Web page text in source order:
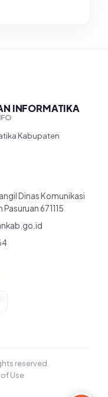
INFORMATIKA
Kabupaten
Dinas Komunikasi
671115
reserved.
Use